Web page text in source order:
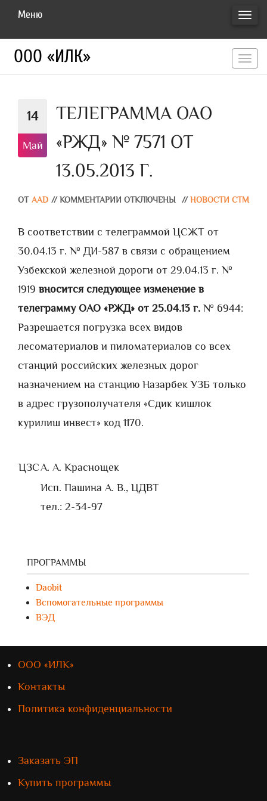
Меню
ООО «ИЛК»
14
Май
ТЕЛЕГРАММА ОАО
«РЖД» № 7571 ОТ
13.05.2013 Г.
ОТ AAD // КОММЕНТАРИИ ОТКЛЮЧЕНЫ // НОВОСТИ СТМ
В соответствии с телеграммой ЦСЖТ от
30.04.13 г. № ДИ-587 в связи с обращением
Узбекской железной дороги от 29.04.13 г. №
1919 вносится следующее изменение в
телеграмму ОАО «РЖД» от 25.04.13 г. № 6944:
Разрешается погрузка всех видов
лесоматериалов и пиломатериалов со всех
станций российских железных дорог
назначением на станцию Назарбек УЗБ только
в адрес грузополучателя «Сдик кишлок
курилиш инвест» код 1170.
ЦЗСА. А. Краснощек
Исп. Пашина А. В., ЦДВТ
тел.: 2-34-97
ПРОГРАММЫ
Daobit
Вспомогательные программы
ВЭД
ООО «ИЛК»
Контакты
Политика конфиденциальности
Заказать ЭП
Купить программы